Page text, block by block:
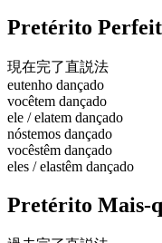
Pretérito
現在完了直説法
eutenho dançado
vocêtem dançado
ele / elatem dançado
nóstemos dançado
vocêstêm dançado
eles / elastêm dançado
Pretérito Mais-